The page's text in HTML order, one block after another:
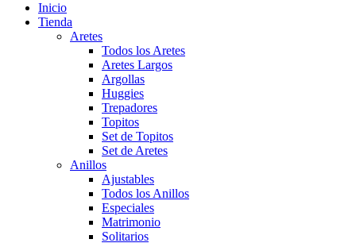
Inicio
Tienda
Aretes
Todos los Aretes
Aretes Largos
Argollas
Huggies
Trepadores
Topitos
Set de Topitos
Set de Aretes
Anillos
Ajustables
Todos los Anillos
Especiales
Matrimonio
Solitarios